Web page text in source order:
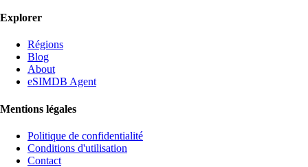
Explorer
Régions
Blog
About
eSIMDB Agent
Mentions légales
Politique de confidentialité
Conditions d'utilisation
Contact